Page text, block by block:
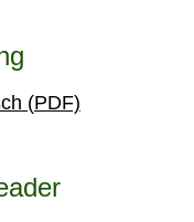
(PDF)